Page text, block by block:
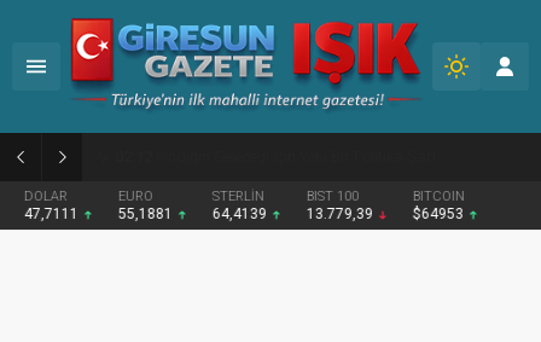
DOLAR
47,7111
EURO
55,1881
STERLİN
64,4139
BIST 100
13.779,39
BITCOIN
$64953